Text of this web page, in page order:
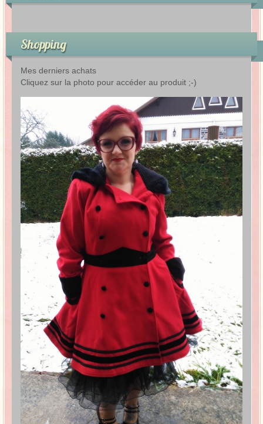
Shopping
Mes derniers achats
Cliquez sur la photo pour accéder au produit ;-)